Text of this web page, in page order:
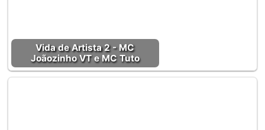
Vida de Artista 2 - MC
Joãozinho VT e MC Tuto